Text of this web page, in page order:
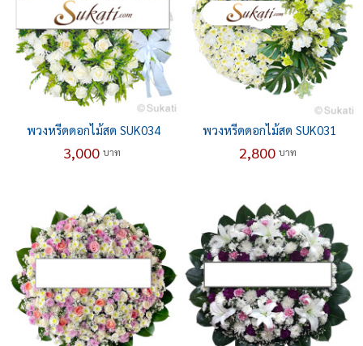
พวงหรีดดอกไม้สด SUK034
3,000 บาท
พวงหรีดดอกไม้สด SUK031
2,800 บาท